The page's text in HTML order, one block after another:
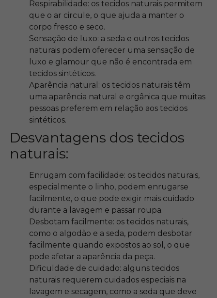
Respirabilidade: os tecidos naturais permitem
que o ar circule, o que ajuda a manter o
corpo fresco e seco.
Sensação de luxo: a seda e outros tecidos
naturais podem oferecer uma sensação de
luxo e glamour que não é encontrada em
tecidos sintéticos.
Aparência natural: os tecidos naturais têm
uma aparência natural e orgânica que muitas
pessoas preferem em relação aos tecidos
sintéticos.
Desvantagens dos tecidos
naturais:
Enrugam com facilidade: os tecidos naturais,
especialmente o linho, podem enrugarse
facilmente, o que pode exigir mais cuidado
durante a lavagem e passar roupa.
Desbotam facilmente: os tecidos naturais,
como o algodão e a seda, podem desbotar
facilmente quando expostos ao sol, o que
pode afetar a aparência da peça.
Dificuldade de cuidado: alguns tecidos
naturais requerem cuidados especiais na
lavagem e secagem, como a seda que deve